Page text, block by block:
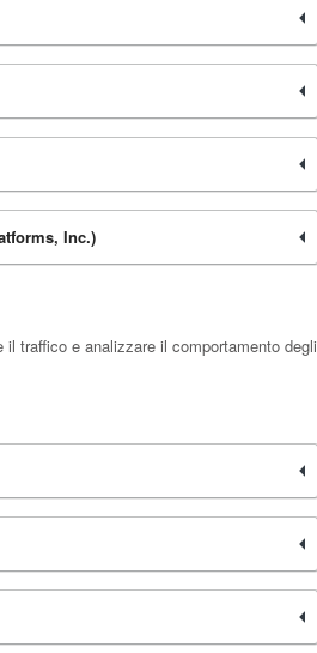
Inc.)
traffico e analizzare il comportamento degli